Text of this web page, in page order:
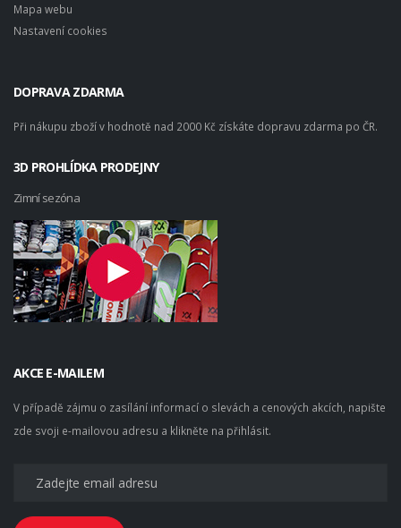
Mapa webu
Nastavení cookies
DOPRAVA ZDARMA
Při nákupu zboží v hodnotě nad 2000 Kč získáte dopravu zdarma po ČR.
3D PROHLÍDKA PRODEJNY
Zimní sezóna
AKCE E-MAILEM
V případě zájmu o zasílání informací o slevách a cenových akcích, napište
zde svoji e-mailovou adresu a klikněte na přihlásit.